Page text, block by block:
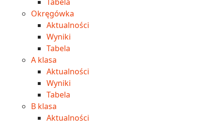
Okręgówka
Aktualności
Wyniki
Tabela
A klasa
Aktualności
Wyniki
Tabela
B klasa
Aktualności